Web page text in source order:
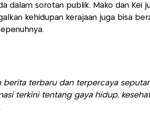
dalam sorotan publik. Mako dan Kei
kehidupan kerajaan juga bisa
berita terbaru dan terpercaya
terkini tentang gaya hidup,